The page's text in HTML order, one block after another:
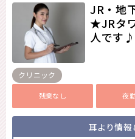
JR・地
★JRタ
人です♪
クリニック
残業なし 夜
耳より情報